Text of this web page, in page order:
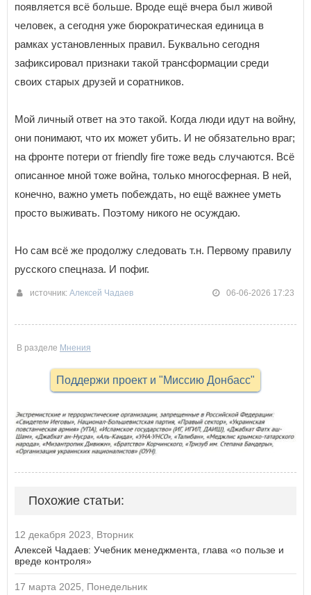
появляется всё больше. Вроде ещё вчера был живой
человек, а сегодня уже бюрократическая единица в
рамках установленных правил. Буквально сегодня
зафиксировал признаки такой трансформации среди
своих старых друзей и соратников.
Мой личный ответ на это такой. Когда люди идут на войну,
они понимают, что их может убить. И не обязательно враг;
на фронте потери от friendly fire тоже ведь случаются. Всё
описанное мной тоже война, только многосферная. В ней,
конечно, важно уметь побеждать, но ещё важнее уметь
просто выживать. Поэтому никого не осуждаю.
Но сам всё же продолжу следовать т.н. Первому правилу
русского спецназа. И пофиг.
источник: Алексей Чадаев 06-06-2026 17:23
В разделе Мнения
Поддержи проект и "Миссию Донбасс"
Похожие статьи:
12 декабря 2023, Вторник
Алексей Чадаев: Учебник менеджмента, глава «о пользе и
вреде контроля»
17 марта 2025, Понедельник